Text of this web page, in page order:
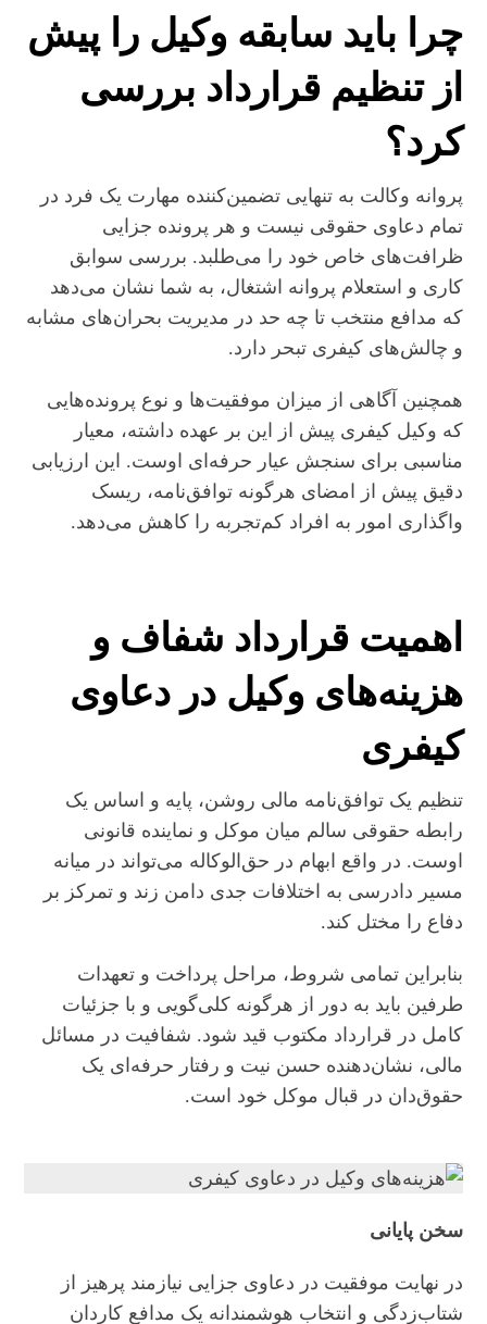
چرا باید سابقه وکیل را پیش
از تنظیم قرارداد بررسی
کرد؟
​پروانه وکالت به تنهایی تضمین‌کننده مهارت یک فرد در
تمام دعاوی حقوقی نیست و هر پرونده جزایی
ظرافت‌های خاص خود را می‌طلبد. بررسی سوابق
کاری و استعلام پروانه اشتغال، به شما نشان می‌دهد
که مدافع منتخب تا چه حد در مدیریت بحران‌های مشابه
و چالش‌های کیفری تبحر دارد.
​همچنین آگاهی از میزان موفقیت‌ها و نوع پرونده‌هایی
که وکیل کیفری پیش از این بر عهده داشته، معیار
مناسبی برای سنجش عیار حرفه‌ای اوست. این ارزیابی
دقیق پیش از امضای هرگونه توافق‌نامه، ریسک
واگذاری امور به افراد کم‌تجربه را کاهش می‌دهد.
اهمیت قرارداد شفاف و
هزینه‌های وکیل در دعاوی
کیفری
​تنظیم یک توافق‌نامه مالی روشن، پایه و اساس یک
رابطه حقوقی سالم میان موکل و نماینده قانونی
اوست. در واقع ابهام در حق‌الوکاله می‌تواند در میانه
مسیر دادرسی به اختلافات جدی دامن زند و تمرکز بر
دفاع را مختل کند.
​بنابراین تمامی شروط، مراحل پرداخت و تعهدات
طرفین باید به دور از هرگونه کلی‌گویی و با جزئیات
کامل در قرارداد مکتوب قید شود. شفافیت در مسائل
مالی، نشان‌دهنده حسن نیت و رفتار حرفه‌ای یک
حقوق‌دان در قبال موکل خود است.
سخن پایانی
​در نهایت موفقیت در دعاوی جزایی نیازمند پرهیز از
شتاب‌زدگی و انتخاب هوشمندانه یک مدافع کاردان